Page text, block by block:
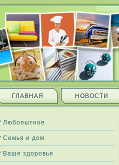
ГЛАВНАЯ НОВОСТИ
Любопытное
Семья и дом
Ваше здоровье